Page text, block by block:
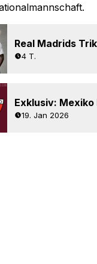
4 T.
19. Jan 2026